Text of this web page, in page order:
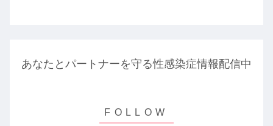
あなたとパートナーを守る性感染症情報配信中